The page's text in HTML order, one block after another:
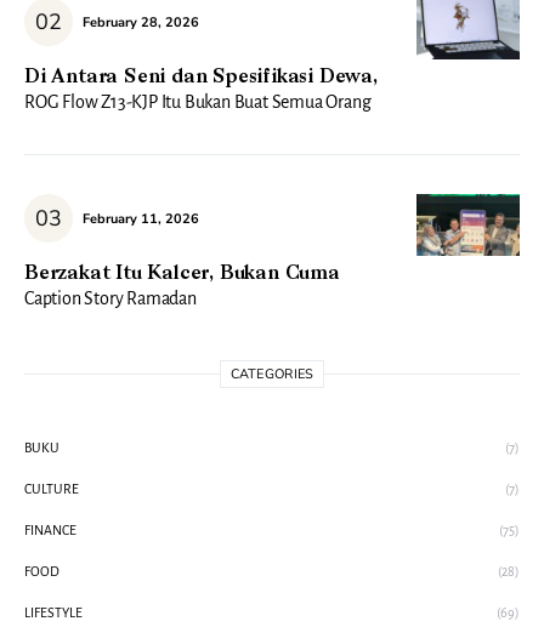
February 28, 2026
Di Antara Seni dan Spesifikasi Dewa,
ROG Flow Z13-KJP Itu Bukan Buat Semua Orang
February 11, 2026
Berzakat Itu Kalcer, Bukan Cuma
Caption Story Ramadan
CATEGORIES
BUKU (7)
CULTURE (7)
FINANCE (75)
FOOD (28)
LIFESTYLE (69)